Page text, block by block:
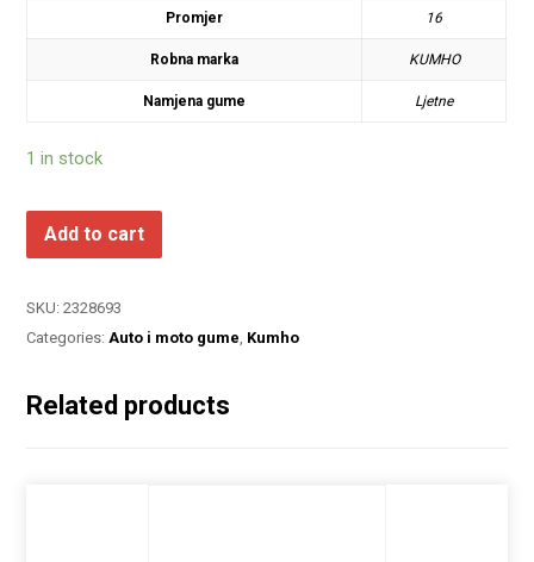
Promjer 16
Robna marka KUMHO
Namjena gume Ljetne
1 in stock
Add to cart
SKU:2328693
Categories:Auto i moto gume, Kumho
Related products